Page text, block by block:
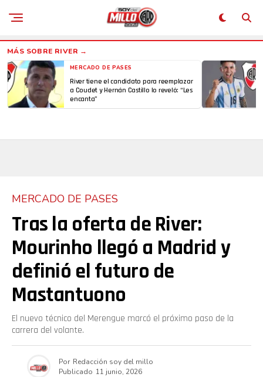
MERCADO DE PASES
River tiene el candidato para reemplazar
a Coudet y Hernán Castillo lo reveló: “Les
encanta”
MERCADO DE PASES
Tras la oferta de River:
Mourinho llegó a Madrid y
definió el futuro de
Mastantuono
El nuevo técnico del Merengue marcó el próximo paso de la
carrera del volante.
Por Redacción soy del millo
Publicado 11 junio, 2026